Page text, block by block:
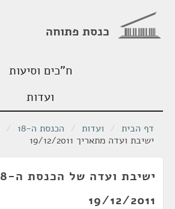
כנסת פתוחה
ח"כים וסיעות
ועדות
דף הבית / ועדות / הכנסת ה-18 /
ישיבת ועדה מתאריך 19/12/2011
19/12/2011